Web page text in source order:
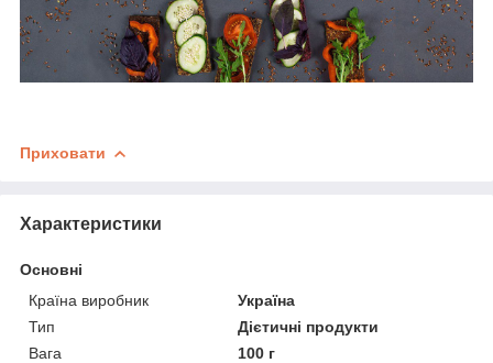
Приховати
Характеристики
Основні
Країна виробник
Україна
Тип
Дієтичні продукти
Вага
100 г